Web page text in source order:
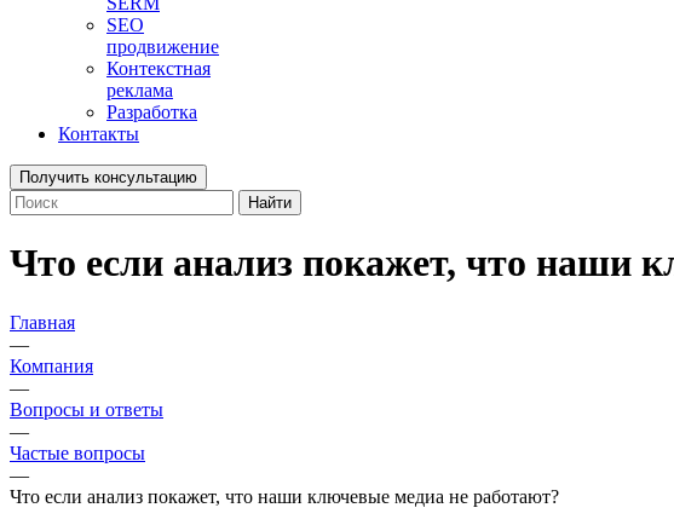
SEO
продвижение
Контекстная
реклама
Разработка
Контакты
Получить консультацию
Найти
Что если анализ покажет, что наши
Главная
—
Компания
—
Вопросы и ответы
—
Частые вопросы
—
Что если анализ покажет, что наши ключевые медиа не работают?